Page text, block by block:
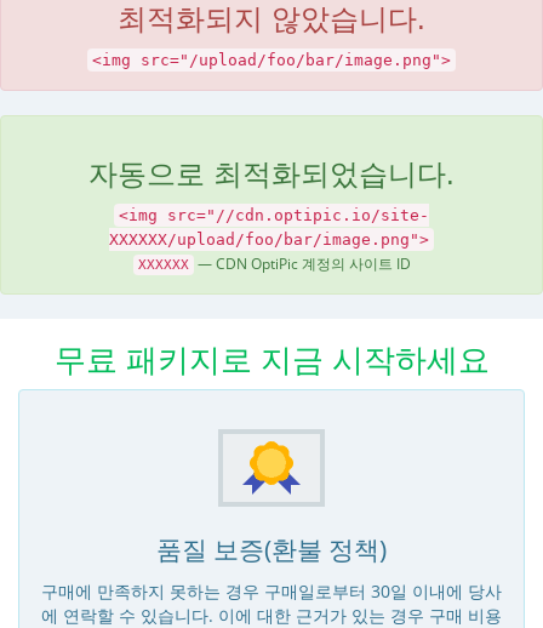
최적화되지 않았습니다.
<img src="/upload/foo/bar/image.png">
자동으로 최적화되었습니다.
<img src="//cdn.optipic.io/site-
XXXXXX/upload/foo/bar/image.png">
XXXXXX — CDN OptiPic 계정의 사이트 ID
무료 패키지로 지금 시작하세요
품질 보증(환불 정책)
구매에 만족하지 못하는 경우 구매일로부터 30일 이내에 당사
에 연락할 수 있습니다. 이에 대한 근거가 있는 경우 구매 비용